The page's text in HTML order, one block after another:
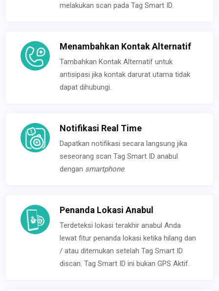
melakukan scan pada Tag Smart ID.
Menambahkan Kontak Alternatif
Tambahkan Kontak Alternatif untuk
antisipasi jika kontak darurat utama tidak
dapat dihubungi.
Notifikasi Real Time
Dapatkan notifikasi secara langsung jika
seseorang scan Tag Smart ID anabul
dengan smartphone.
Penanda Lokasi Anabul
Terdeteksi lokasi terakhir anabul Anda
lewat fitur penanda lokasi ketika hilang dan
/ atau ditemukan setelah Tag Smart ID
discan. Tag Smart ID ini bukan GPS Aktif.